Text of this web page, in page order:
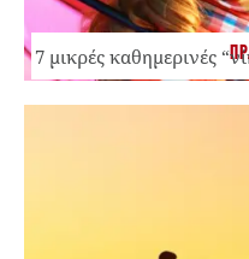
7 μικρές καθημερινές